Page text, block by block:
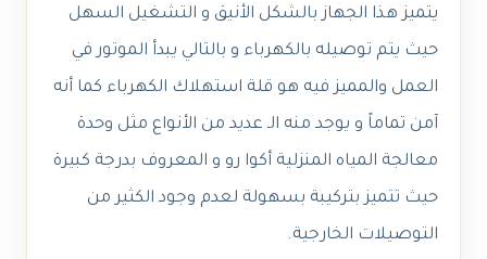
يتميز هذا الجهاز بالشكل الأنيق و التشغيل السهل
حيث يتم توصيله بالكهرباء و بالتالي يبدأ الموتور في
العمل والمميز فيه هو قلة استهلاك الكهرباء كما أنه
آمن تماماً و يوجد منه الـ عديد من الأنواع مثل وحدة
معالجة المياه المنزلية أكوا رو و المعروف بدرجة كبيرة
حيث تتميز بتركيبة بسهولة لعدم وجود الكثير من
التوصيلات الخارجية.